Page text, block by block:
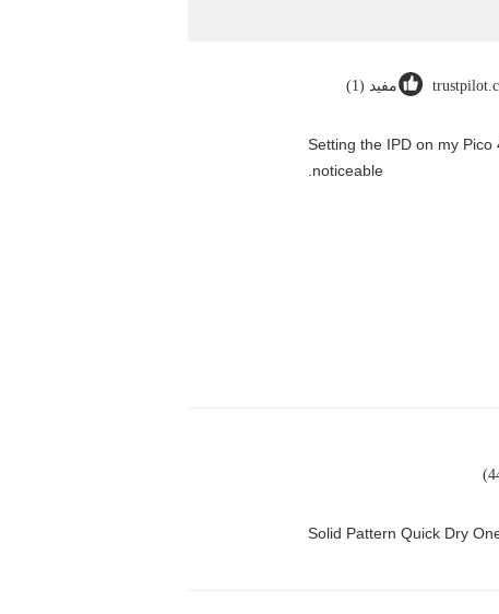
مفيد (1)
"Setting the IPD on my
noticeable.
Solid Pattern Quick Dry